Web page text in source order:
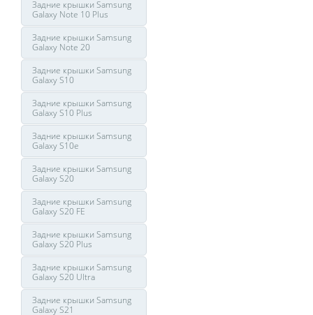
Задние крышки Samsung
Galaxy Note 10 Plus
Задние крышки Samsung
Galaxy Note 20
Задние крышки Samsung
Galaxy S10
Задние крышки Samsung
Galaxy S10 Plus
Задние крышки Samsung
Galaxy S10e
Задние крышки Samsung
Galaxy S20
Задние крышки Samsung
Galaxy S20 FE
Задние крышки Samsung
Galaxy S20 Plus
Задние крышки Samsung
Galaxy S20 Ultra
Задние крышки Samsung
Galaxy S21